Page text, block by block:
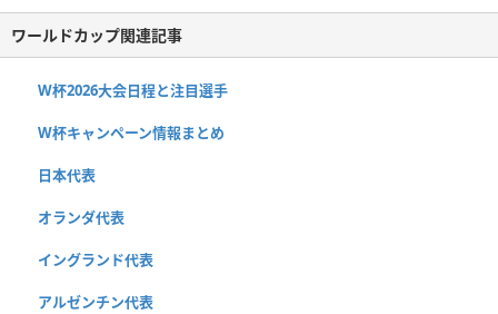
ワールドカップ関連記事
W杯2026大会日程と注目選手
W杯キャンペーン情報まとめ
日本代表
オランダ代表
イングランド代表
アルゼンチン代表